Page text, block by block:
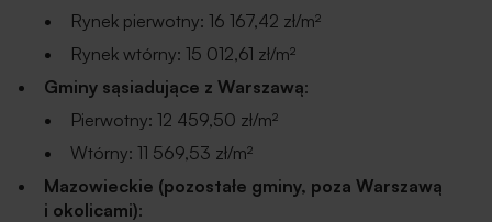
Rynek pierwotny: 16 167,42 zł/m²
Rynek wtórny: 15 012,61 zł/m²
Gminy sąsiadujące z Warszawą:
Pierwotny: 12 459,50 zł/m²
Wtórny: 11 569,53 zł/m²
Mazowieckie (pozostałe gminy, poza Warszawą
i okolicami):